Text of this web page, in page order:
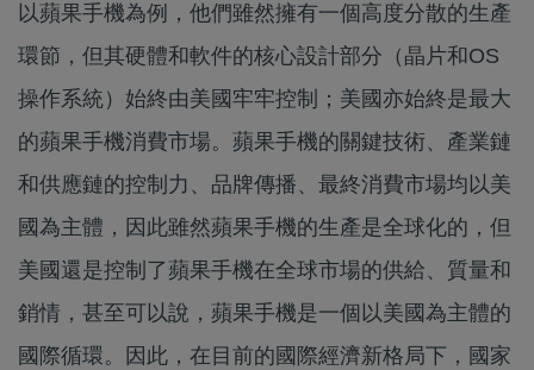
以蘋果手機為例，他們雖然擁有一個高度分散的生產
環節，但其硬體和軟件的核心設計部分（晶片和OS
操作系統）始終由美國牢牢控制；美國亦始終是最大
的蘋果手機消費市場。蘋果手機的關鍵技術、產業鏈
和供應鏈的控制力、品牌傳播、最終消費市場均以美
國為主體，因此雖然蘋果手機的生產是全球化的，但
美國還是控制了蘋果手機在全球市場的供給、質量和
銷情，甚至可以說，蘋果手機是一個以美國為主體的
國際循環。因此，在目前的國際經濟新格局下，國家